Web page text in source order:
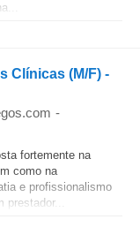
Clínicas (M/F) -
-
fortemente na
como na
e profissionalismo